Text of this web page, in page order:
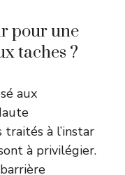
pour une
taches ?
aux
à l’instar
à privilégier.